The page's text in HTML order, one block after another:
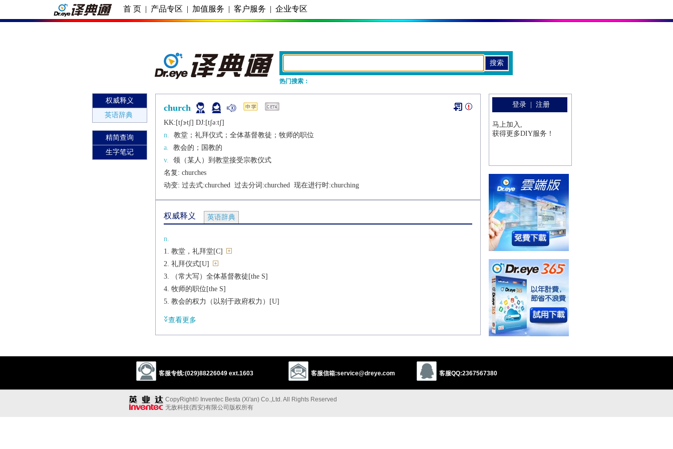
首 页 | 产品专区 | 加值服务 | 客户服务 | 企业专区
热门搜索：
权威释义
英语辞典
精简查询
生字笔记
church
KK:[tʃɝtʃ] DJ:[tʃǝːtʃ]
n.
教堂；礼拜仪式；全体基督教徒；牧师的职位
a.
教会的；国教的
v.
领（某人）到教堂接受宗教仪式
名复: churches
动变: 过去式:churched 过去分词:churched 现在进行时:churching
权威释义 英语辞典
n.
教堂，礼拜堂[C]
礼拜仪式[U]
（常大写）全体基督教徒[the S]
牧师的职位[the S]
教会的权力（以别于政府权力）[U]
领（某人）到教堂接受宗教仪式
派生
a.
查看更多
客服专线:(029)88226049 ext.1603 客服信箱:service@dreye.com 客服QQ:2367567380
CopyRight© Inventec Besta (Xi'an) Co.,Ltd. All Rights Reserved
无敌科技(西安)有限公司版权所有